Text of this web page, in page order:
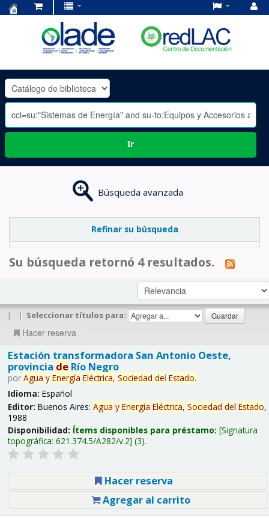
OLADE
-
Ir
Búsqueda avanzada
Refinar su búsqueda
Su búsqueda retornó 4 resultados.
| | Seleccionar títulos para:
Hacer reserva
Estación transformadora San Antonio Oeste,
provincia deRío Negro
por Agua y Energía Eléctrica, Sociedad del Estado.
Idioma: Español
Editor: Buenos Aires: Agua y Energía Eléctrica, Sociedad del Estado,
1988
Disponibilidad: Ítems disponibles para préstamo: Signatura
topográfica: 621.374.5/A282/v.2 (3).
Hacer reserva
Agregar al carrito